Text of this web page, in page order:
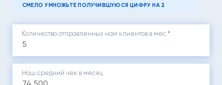
СМЕЛО УМНОЖЬТЕ ПОЛУЧИВШУЮСЯ ЦИФРУ НА 2
Количество отправленных нам клиентов в мес *
Наш средний чек в месяц